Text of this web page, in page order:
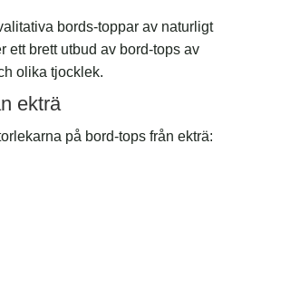
bords-toppar av naturligt
ett brett utbud av bord-tops av
olika tjocklek.
ekträ
på bord-tops från ekträ: